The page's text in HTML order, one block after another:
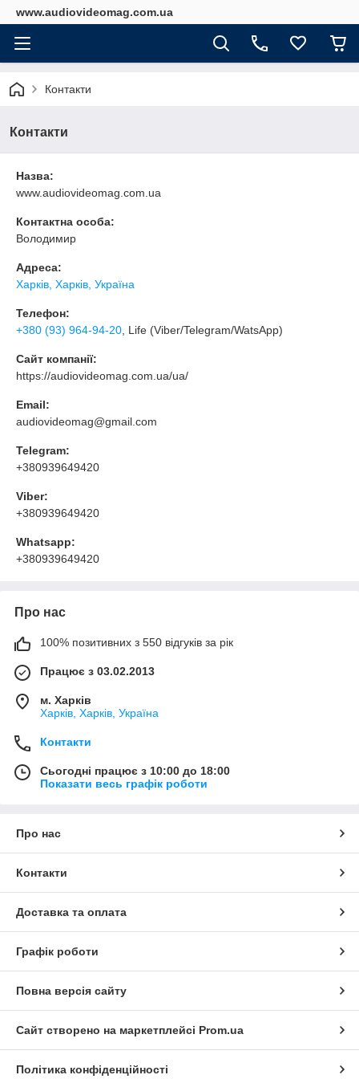
www.audiovideomag.com.ua
Контакти
Контакти
Назва:
www.audiovideomag.com.ua
Контактна особа:
Володимир
Адреса:
Харків, Харків, Україна
Телефон:
+380 (93) 964-94-20 , Life (Viber/Telegram/WatsApp)
Сайт компанії:
https://audiovideomag.com.ua/ua/
Email:
audiovideomag@gmail.com
Telegram:
+380939649420
Viber:
+380939649420
Whatsapp:
+380939649420
Про нас
100% позитивних з 550 відгуків за рік
Працює з 03.02.2013
м. Харків
Харків, Харків, Україна
Контакти
Сьогодні працює з 10:00 до 18:00
Показати весь графік роботи
Про нас
Контакти
Доставка та оплата
Графік роботи
Повна версія сайту
Сайт створено на маркетплейсі Prom.ua
Політика конфіденційності